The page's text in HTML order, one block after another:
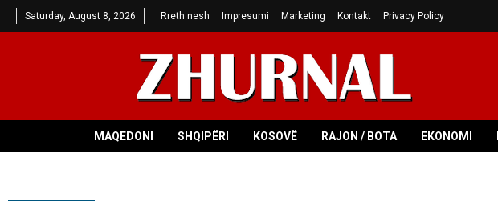
Saturday, August 8, 2026 Rreth nesh Impresumi Marketing Kontakt Privacy Policy
MAQEDONI SHQIPËRI KOSOVË RAJON / BOTA EKONOMI